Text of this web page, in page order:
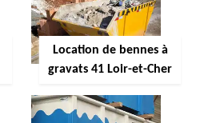
Location de bennes à
gravats 41 Loir-et-Cher